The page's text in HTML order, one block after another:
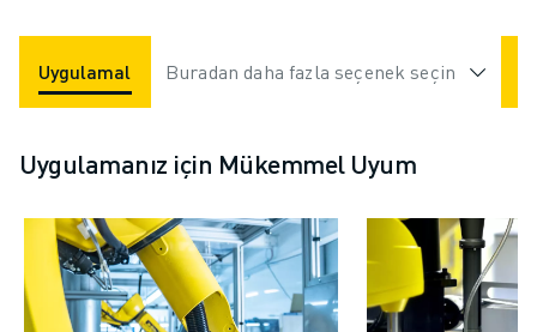
Uygulamalar Endüstriler
Buradan daha fazla seçenek seçin
Uygulamanız için Mükemmel Uyum